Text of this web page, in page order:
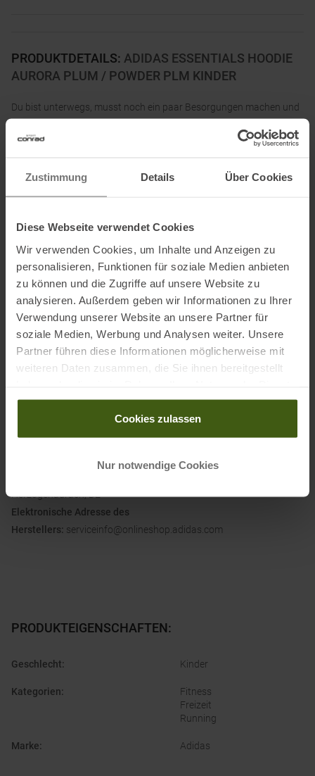
Zustimmung Details Über Cookies
Diese Webseite verwendet Cookies
Wir verwenden Cookies, um Inhalte und Anzeigen zu
personalisieren, Funktionen für soziale Medien anbieten
zu können und die Zugriffe auf unsere Website zu
analysieren. Außerdem geben wir Informationen zu Ihrer
Verwendung unserer Website an unsere Partner für
soziale Medien, Werbung und Analysen weiter. Unsere
Partner führen diese Informationen möglicherweise mit
weiteren Daten zusammen, die Sie ihnen bereitgestellt
gesammelt haben.
Cookies zulassen
Nur notwendige Cookies
PRODUKTDETAILS: ADIDAS ESSENTIALS HOODIE
AURORA PLUM / POWDER PLM KINDER
Du bist unterwegs, musst noch ein paar Besorgungen machen und
Adidas Essentials Hoodie für Kinder und Teens ist der perfekte
auf der Haut an, während die Rippbündchen zusätzliche Wärme
und Komfort bieten. Ein stylischer Begleiter für jeden Tag.
beitragen, Müll zu reduzieren. Auch erneuerbare Materialien helfen
dabei, unsere Abhängigkeit von nicht erneuerbaren Ressourcen zu
verringern. Der Adidas Essentials Hoodie besteht zu mindestens
70 % aus einem Mix recycelter und erneuerbarer Materialien.
Material:
Informationen zu EU Verordnung GPSR
Name des Herstellers:
Adidas AG
Herzogenaurach, DE
Elektronische Adresse des
Herstellers: serviceinfo@onlineshop.adidas.com
PRODUKTEIGENSCHAFTEN:
Geschlecht: Kinder
Kategorien:
Fitness
Freizeit
Running
Marke: Adidas